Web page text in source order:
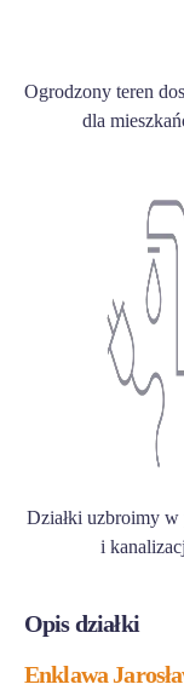
Ogrodzony teren
dla
Działki uzbroimy w
i
Opis działki
Enklawa